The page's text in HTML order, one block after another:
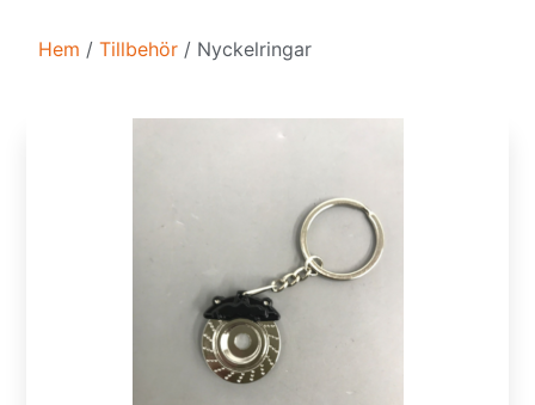
Hem /Tillbehör / Nyckelringar